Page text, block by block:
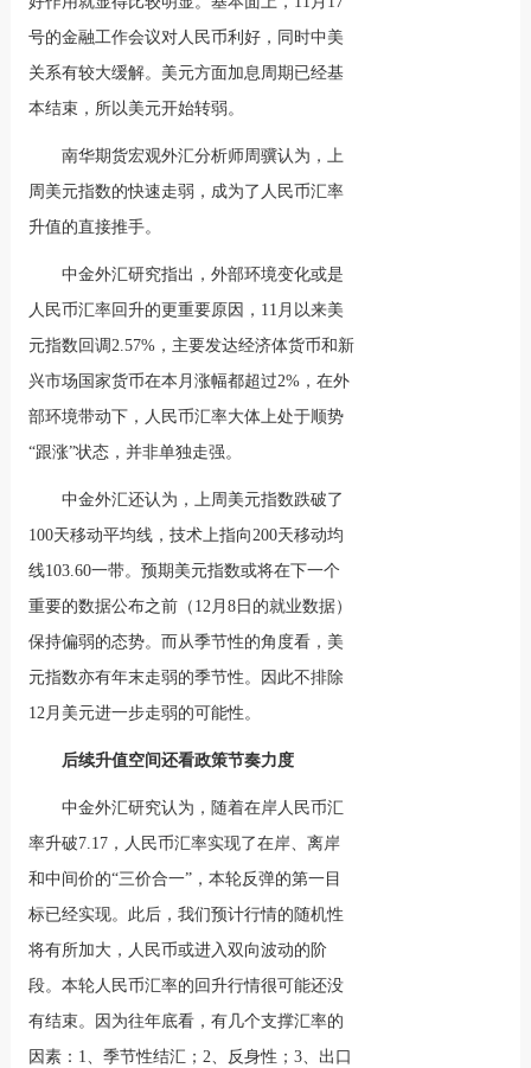
号的金融工作会议对人民币利好，同时中美
关系有较大缓解。美元方面加息周期已经基
本结束，所以美元开始转弱。
南华期货宏观外汇分析师周骥认为，上
周美元指数的快速走弱，成为了人民币汇率
升值的直接推手。
中金外汇研究指出，外部环境变化或是
人民币汇率回升的更重要原因，11月以来美
元指数回调2.57%，主要发达经济体货币和新
兴市场国家货币在本月涨幅都超过2%，在外
部环境带动下，人民币汇率大体上处于顺势
“跟涨”状态，并非单独走强。
中金外汇还认为，上周美元指数跌破了
100天移动平均线，技术上指向200天移动均
线103.60一带。预期美元指数或将在下一个
重要的数据公布之前（12月8日的就业数据）
保持偏弱的态势。而从季节性的角度看，美
元指数亦有年末走弱的季节性。因此不排除
12月美元进一步走弱的可能性。
后续升值空间还看政策节奏力度
中金外汇研究认为，随着在岸人民币汇
率升破7.17，人民币汇率实现了在岸、离岸
和中间价的“三价合一”，本轮反弹的第一目
标已经实现。此后，我们预计行情的随机性
将有所加大，人民币或进入双向波动的阶
段。本轮人民币汇率的回升行情很可能还没
有结束。因为往年底看，有几个支撑汇率的
因素：1、季节性结汇；2、反身性；3、出口